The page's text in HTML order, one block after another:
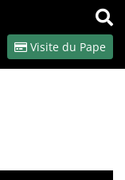
OK
Visite du Pape